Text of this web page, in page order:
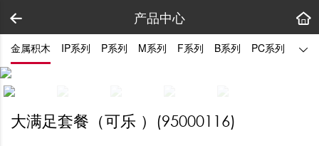
产品中心
金属积木 IP系列 P系列 M系列 F系列 B系列 PC系列 Q系
大满足套餐（可乐 ）(95000116)